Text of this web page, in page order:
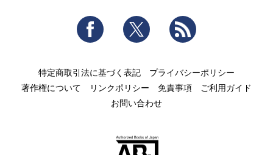
Facebook Twitter
特定商取引法に基づく表記
プライバシーポリシー
著作権について
リンクポリシー 免責事項
ご利用ガイド
お問い合わせ